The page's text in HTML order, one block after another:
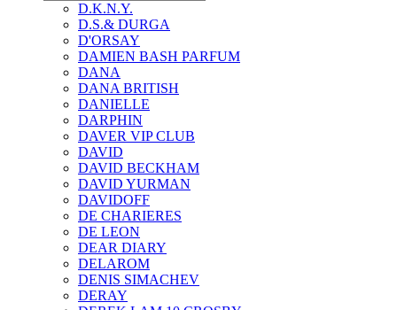
D.K.N.Y.
D.S.& DURGA
D'ORSAY
DAMIEN BASH PARFUM
DANA
DANA BRITISH
DANIELLE
DARPHIN
DAVER VIP CLUB
DAVID
DAVID BECKHAM
DAVID YURMAN
DAVIDOFF
DE CHARIERES
DE LEON
DEAR DIARY
DELAROM
DENIS SIMACHEV
DERAY